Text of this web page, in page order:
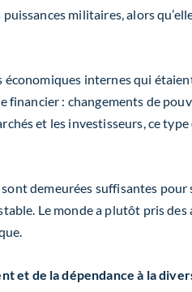
militaires, alors
internes qui
: changements de
et les investisseurs, ce
demeurées suffisantes
Le monde a plutôt pris
et de la dépendance à la